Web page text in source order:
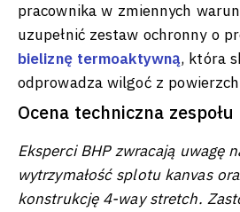
pracownika w zmiennych
uzupełnić zestaw ochronny o
bieliznę termoaktywną, która
odprowadza wilgoć z
Ocena techniczna
Eksperci BHP zwracają uwagę
wytrzymałość splotu kanvas
konstrukcję 4-way stretch.